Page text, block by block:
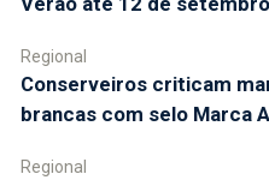
Regional
Conserveiros criticam
brancas com selo Marca
Regional